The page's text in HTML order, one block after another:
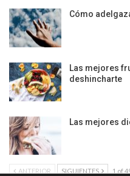
Cómo
Las mejores
deshincharte
Las mejores
ANTERIOR SIGUIENTES 1 of